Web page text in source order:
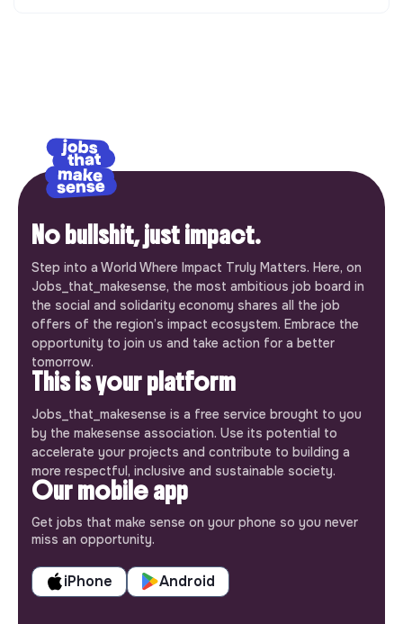
No bullshit, just impact.
Step into a World Where Impact Truly Matters. Here, on
Jobs_that_makesense, the most ambitious job board in
the social and solidarity economy shares all the job
offers of the region’s impact ecosystem. Embrace the
opportunity to join us and take action for a better
tomorrow.
This is your platform
Jobs_that_makesense is a free service brought to you
by the makesense association. Use its potential to
accelerate your projects and contribute to building a
more respectful, inclusive and sustainable society.
Our mobile app
Get jobs that make sense on your phone so you never
miss an opportunity.
iPhone Android